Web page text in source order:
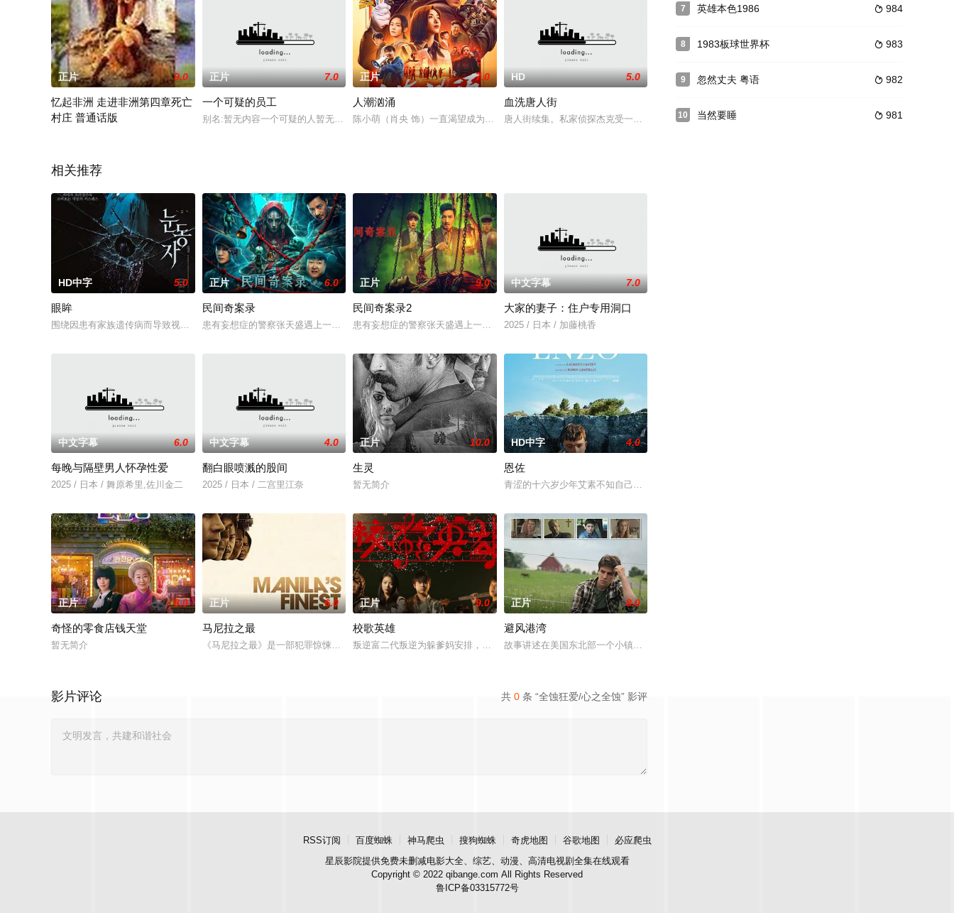
正片 9.0
忆起非洲 走进非洲第四章死亡
村庄 普通话版
正片 7.0
一个可疑的员工
别名:暂无内容一个可疑的人暂无内容/暂无内容A暂无内容Suspicious暂无内容Employees暂无内容/暂无内容员工大赢家
正片 7.0
人潮汹涌
陈小萌（肖央 饰）一直渴望成为一名演员，但残酷的现实令他至今扔在龙套的位置上苦苦挣扎。没钱没工作没恋人没朋友还欠了一大笔钱的陈小萌
HD 5.0
血洗唐人街
唐人街续集。私家侦探杰克受一位房地产开发商杰克鲍曼的委托，调查他的妻子与饱曼的事业合伙人通奸的事
相关推荐
HD中字 5.0
眼眸
围绕因患有家族遗传病而导致视力逐渐丧失的摄影师瑞真展开。在面对跨越视力障碍、好不容易成为陶艺家却离奇身亡的双胞胎妹妹瑞音时，瑞真孤身一人踏上
正片 6.0
民间奇案录
患有妄想症的警察张天盛遇上一起离奇的神像杀人事件，勘案过程中，牵引出“婴胎报仇”，“娘娘索命”等一连串妖异事件，张天盛虽被种种诡怪幻象阻碍，
正片 9.0
民间奇案录2
患有妄想症的警察张天盛遇上一起离奇的神像杀人事件，勘案过程中，牵引出“婴胎报仇”，“娘娘索命”等一连串妖异事件，张天盛虽被种种诡怪幻象
中文字幕 7.0
大家的妻子：住户专用洞口
2025 / 日本 / 加藤桃香
中文字幕 6.0
每晚与隔壁男人怀孕性爱
2025 / 日本 / 舞原希里,佐川金二
中文字幕 4.0
翻白眼喷溅的股间
2025 / 日本 / 二宫里江奈
正片 10.0
生灵
暂无简介
HD中字 4.0
恩佐
青涩的十六岁少年艾素不知自己想要什么，却清楚自己不要什么：父母享受的中产生活、哥哥向往的名校前途
正片 8.0
奇怪的零食店钱天堂
暂无简介
正片 6.0
马尼拉之最
《马尼拉之最》是一部犯罪惊悚片，故事发生在 20 世纪 70 年代第一季度风暴期间，警察霍默、康拉德和比利被贫民窟里惹是生非的青少年谋杀案所
正片 9.0
校歌英雄
叛逆富二代叛逆为躲爹妈安排，偷报音乐专业，开学撩学姐，为校花与校草开战，背后搞小动作坑对手又坑队友；寒门工科妹靠兼职偷师学音乐，
正片 8.0
避风港湾
故事讲述在美国东北部一个小镇的农场，一个怀抱音乐理想的男孩，在追求爱情与理想的道路上历经的艰辛。
共 0 条 “全蚀狂爱/心之全蚀” 影评
影片评论
7  984
英雄本色1986
8  983
1983板球世界杯
9  982
忽然丈夫 粤语
10  981
当然要睡
RSS订阅 百度蜘蛛 神马爬虫 搜狗蜘蛛 奇虎地图 谷歌地图
必应爬虫
星辰影院提供免费未删减电影大全、综艺、动漫、高清电视剧全集在线观看
Copyright © 2022 qibange.com All Rights Reserved
鲁ICP备03315772号